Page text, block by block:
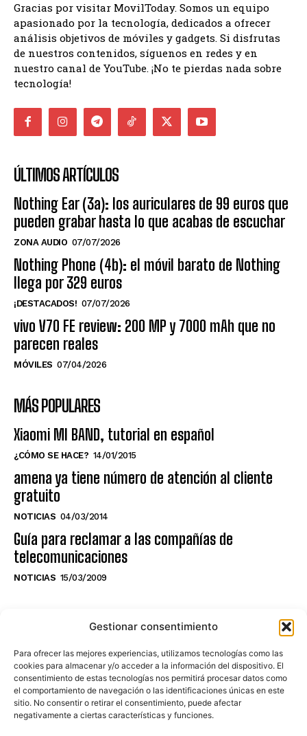
Gestionar consentimiento
Para ofrecer las mejores experiencias, utilizamos tecnologías como las
cookies para almacenar y/o acceder a la información del dispositivo. El
consentimiento de estas tecnologías nos permitirá procesar datos como
el comportamiento de navegación o las identificaciones únicas en este
sitio. No consentir o retirar el consentimiento, puede afectar
negativamente a ciertas características y funciones.
Gracias por visitar MovilToday. Somos un equipo
apasionado por la tecnología, dedicados a ofrecer
análisis objetivos de móviles y gadgets. Si disfrutas
de nuestros contenidos, síguenos en redes y en
nuestro canal de YouTube. ¡No te pierdas nada sobre
tecnología!
ÚLTIMOS ARTÍCULOS
Nothing Ear (3a): los auriculares de 99 euros que
pueden grabar hasta lo que acabas de escuchar
ZONA AUDIO 07/07/2026
Nothing Phone (4b): el móvil barato de Nothing
llega por 329 euros
¡DESTACADOS! 07/07/2026
vivo V70 FE review: 200 MP y 7000 mAh que no
parecen reales
MÓVILES 07/04/2026
MÁS POPULARES
Xiaomi MI BAND, tutorial en español
¿CÓMO SE HACE? 14/01/2015
amena ya tiene número de atención al cliente
gratuito
NOTICIAS 04/03/2014
Guía para reclamar a las compañías de
telecomunicaciones
NOTICIAS 15/03/2009
NO TE PIERDAS LO ÚLTIMO DEL CANAL
Haz clic en «Estoy de acuerdo» para
activar Youtube
POLÍTICA DE COOKIES